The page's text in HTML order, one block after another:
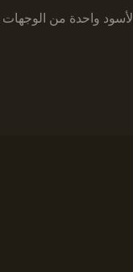
واحدة من الوجهات